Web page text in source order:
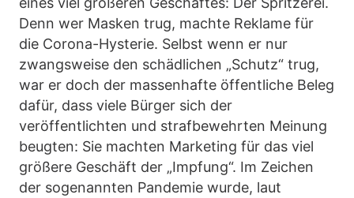
Denn wer Masken trug, machte Reklame für
die Corona-Hysterie. Selbst wenn er nur
zwangsweise den schädlichen „Schutz“ trug,
war er doch der massenhafte öffentliche Beleg
dafür, dass viele Bürger sich der
veröffentlichten und strafbewehrten Meinung
beugten: Sie machten Marketing für das viel
größere Geschäft der „Impfung“. Im Zeichen
der sogenannten Pandemie wurde, laut